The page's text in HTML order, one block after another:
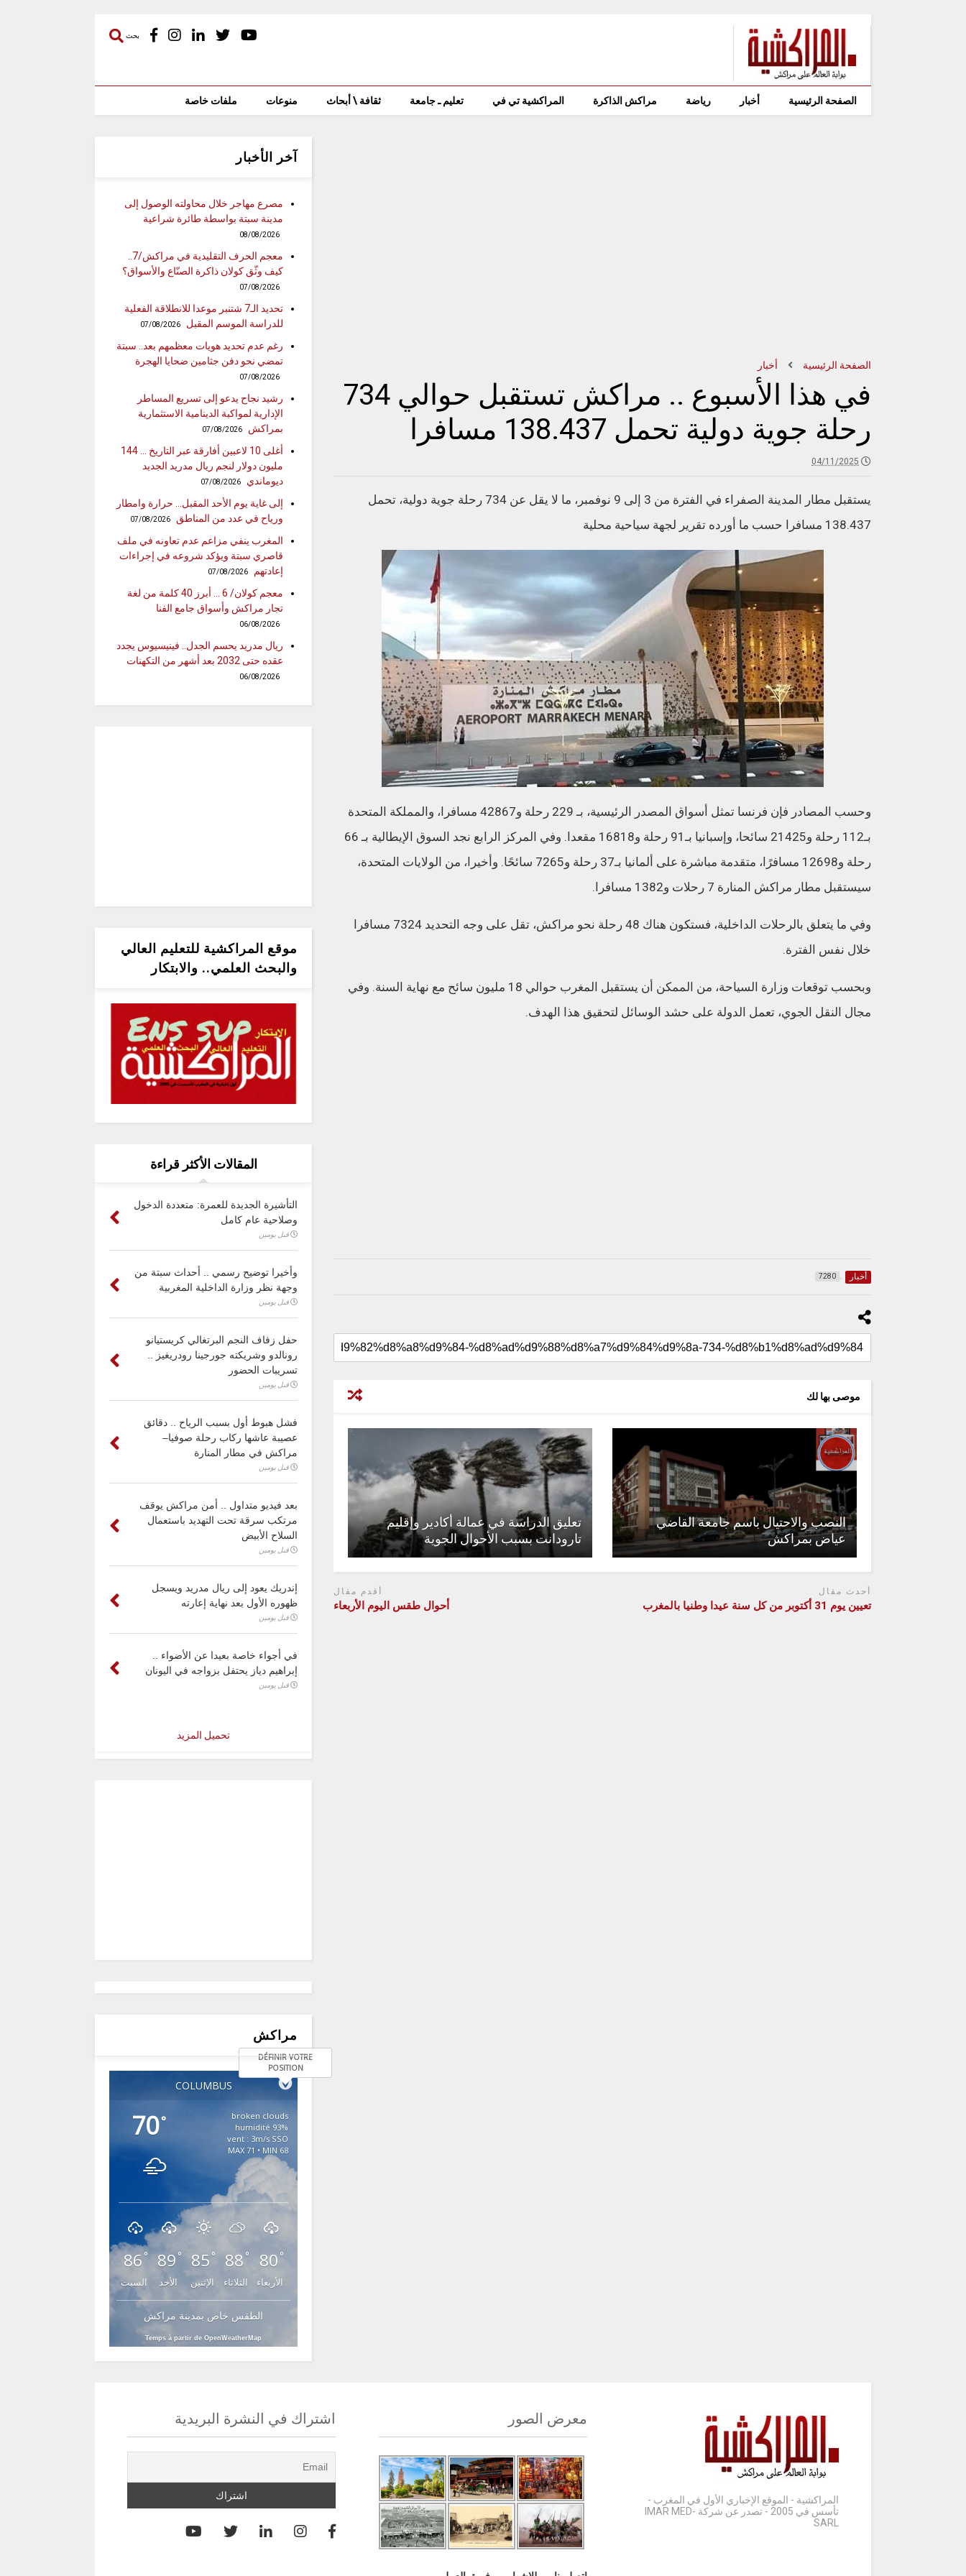
بحث
الصفحة الرئيسية أخبار رياضة مراكش الذاكرة المراكشية تي في تعليم ـ جامعة ثقافة \ أبحاث منوعات ملفات خاصة
الصفحة الرئيسية أخبار
في هذا الأسبوع .. مراكش تستقبل حوالي 734
رحلة جوية دولية تحمل 138.437 مسافرا
04/11/2025
يستقبل مطار المدينة الصفراء في الفترة من 3 إلى 9 نوفمبر، ما لا يقل عن 734 رحلة جوية دولية، تحمل
138.437 مسافرا حسب ما أورده تقرير لجهة سياحية محلية
وحسب المصادر فإن فرنسا تمثل أسواق المصدر الرئيسية، بـ 229 رحلة و42867 مسافرا، والمملكة المتحدة
بـ112 رحلة و21425 سائحا، وإسبانيا بـ91 رحلة و16818 مقعدا. وفي المركز الرابع نجد السوق الإيطالية بـ 66
رحلة و12698 مسافرًا، متقدمة مباشرة على ألمانيا بـ37 رحلة و7265 سائحًا. وأخيرا، من الولايات المتحدة،
سيستقبل مطار مراكش المنارة 7 رحلات و1382 مسافرا.
وفي ما يتعلق بالرحلات الداخلية، فستكون هناك 48 رحلة نحو مراكش، تقل على وجه التحديد 7324 مسافرا
خلال نفس الفترة.
وبحسب توقعات وزارة السياحة، من الممكن أن يستقبل المغرب حوالي 18 مليون سائح مع نهاية السنة. وفي
مجال النقل الجوي، تعمل الدولة على حشد الوسائل لتحقيق هذا الهدف.
أخبار 7280
موصى بها لك
النصب والاحتيال باسم جامعة القاضي
عياض بمراكش
تعليق الدراسة في عمالة أكادير وإقليم
تارودانت بسبب الأحوال الجوية
أحدث مقال
تعيين يوم 31 أكتوبر من كل سنة عيدا وطنيا بالمغرب
أقدم مقال
أحوال طقس اليوم الأربعاء
آخر الأخبار
مصرع مهاجر خلال محاولته الوصول إلى
مدينة سبتة بواسطة طائرة شراعية
08/08/2026
معجم الحرف التقليدية في مراكش/7..
كيف وثّق كولان ذاكرة الصنّاع والأسواق؟
07/08/2026
تحديد الـ7 شتنبر موعدا للانطلاقة الفعلية
للدراسة الموسم المقبل
07/08/2026
رغم عدم تحديد هويات معظمهم بعد.. سبتة
تمضي نحو دفن جثامين ضحايا الهجرة
07/08/2026
رشيد نجاح يدعو إلى تسريع المساطر
الإدارية لمواكبة الدينامية الاستثمارية
بمراكش
07/08/2026
أغلى 10 لاعبين أفارقة عبر التاريخ … 144
مليون دولار لنجم ريال مدريد الجديد
ديوماندي
07/08/2026
إلى غاية يوم الأحد المقبل… حرارة وامطار
ورياح في عدد من المناطق
07/08/2026
المغرب ينفي مزاعم عدم تعاونه في ملف
قاصري سبتة ويؤكد شروعه في إجراءات
إعادتهم
07/08/2026
معجم كولان/ 6 … أبرز 40 كلمة من لغة
تجار مراكش وأسواق جامع الفنا
06/08/2026
ريال مدريد يحسم الجدل.. فينيسيوس يجدد
عقده حتى 2032 بعد أشهر من التكهنات
06/08/2026
موقع المراكشية للتعليم العالي
والبحث العلمي.. والابتكار
المقالات الأكثر قراءة
التأشيرة الجديدة للعمرة: متعددة الدخول
وصلاحية عام كامل
قبل يومين
وأخيرا توضيح رسمي .. أحداث سبتة من
وجهة نظر وزارة الداخلية المغربية
قبل يومين
حفل زفاف النجم البرتغالي كريستيانو
رونالدو وشريكته جورجينا رودريغيز ..
تسريبات الحضور
قبل يومين
فشل هبوط أول بسبب الرياح .. دقائق
عصيبة عاشها ركاب رحلة صوفيا–
مراكش في مطار المنارة
قبل يومين
بعد فيديو متداول .. أمن مراكش يوقف
مرتكب سرقة تحت التهديد باستعمال
السلاح الأبيض
قبل يومين
إندريك يعود إلى ريال مدريد ويسجل
ظهوره الأول بعد نهاية إعارته
قبل يومين
في أجواء خاصة بعيدا عن الأضواء ..
إبراهيم دياز يحتفل بزواجه في اليونان
قبل يومين
تحميل المزيد
مراكش
COLUMBUS
DÉFINIR VOTRE
POSITION
70°
broken clouds
93% humidité
vent : 3m/s SSO
MAX 71 • MIN 68
86 °
السبت
89 °
الأحد
85 °
الإثنين
88 °
الثلاثاء
80 °
الأربعاء
الطقس خاص بمدينة مراكش
Temps à partir de OpenWeatherMap
المراكشية - الموقع الإخباري الأول في المغرب -
تأسس في 2005 - تصدر عن شركة IMAR MED-
SARL
معرض الصور اشتراك في النشرة البريدية